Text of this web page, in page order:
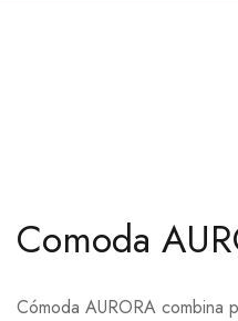
Comoda
Cómoda AURORA combina